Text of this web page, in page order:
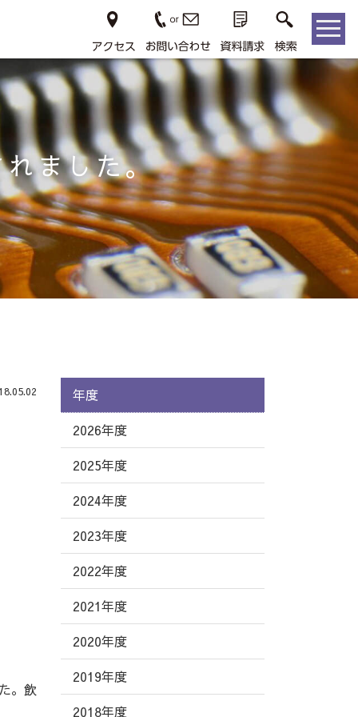
ました。
。飲
年度
2026年度
2025年度
2024年度
2023年度
2022年度
2021年度
2020年度
2019年度
2018年度